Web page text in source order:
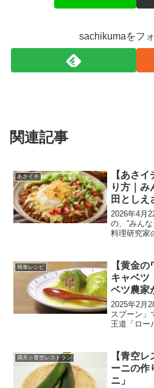
sachikumaをフ
関連記事
あさイチ
【あさ
り方｜み
田としえ
2026年4月
の、”みん
料理研究家
のサルサ
るので、チ
簡単レシピ
【黄金
キャベツ
ベツ農家
日）
2025年2月
スプーン」
王道「ロー
SP』。料
涼太...
満天☆青空レストラン
【青空
ーニの作
ニ」